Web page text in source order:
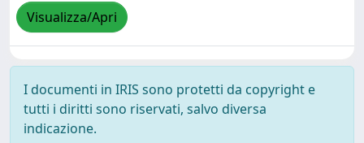
Visualizza/Apri
I documenti in IRIS sono protetti da copyright e
tutti i diritti sono riservati, salvo diversa
indicazione.